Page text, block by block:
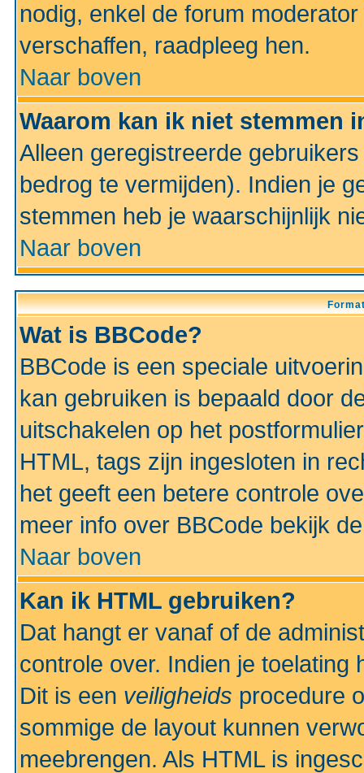
nodig, enkel de forum
verschaffen, raadpleeg hen.
Naar boven
Waarom kan ik niet stemmen
Alleen geregistreerde
bedrog te vermijden). Indien je
stemmen heb je waarschijnlijk
Naar boven
Wat is BBCode?
BBCode is een speciale
kan gebruiken is bepaald door
uitschakelen op het
HTML, tags zijn ingesloten in
het geeft een betere controle
meer info over BBCode bekijk
Naar boven
Kan ik HTML gebruiken?
Dat hangt er vanaf of de
controle over. Indien je
Dit is een veiligheids procedure
sommige de layout kunnen
meebrengen. Als HTML is